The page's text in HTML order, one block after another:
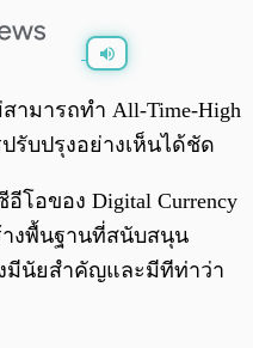
ามารถทำ All-Time-High
รับปรุงอย่างเห็นได้ชัด
โอของ Digital Currency
างพื้นฐานที่สนับสนุน
มีนัยสำคัญและมีทีท่าว่า